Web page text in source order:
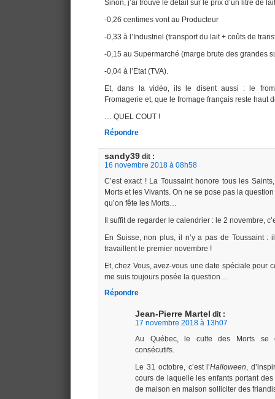
Sinon, j’ai trouvé le détail sur le prix d’un litre de
-0,26 centimes vont au Producteur
-0,33 à l’Industriel (transport du lait + coûts de
-0,15 au Supermarché (marge brute des grandes
-0,04 à l’Etat (TVA).
Et, dans la vidéo, ils le disent aussi : le
Fromagerie et, que le fromage français reste haut
… QUEL COUT !
Répondre
sandy39 dit :
16 novembre 2018 à 08h58
C’est exact ! La Toussaint honore tous les
Morts et les Vivants. On ne se pose pas la
qu’on fête les Morts…
Il suffit de regarder le calendrier : le 2 novembre,
En Suisse, non plus, il n’y a pas de Toussaint :
travaillent le premier novembre !
Et, chez Vous, avez-vous une date spéciale pour
me suis toujours posée la question…
Répondre
Jean-Pierre Martel dit :
17 novembre 2018 à 13h07
Au Québec, le culte des Morts se
consécutifs.
Le 31 octobre, c’est l’Halloween,
cours de laquelle les enfants portant
de maison en maison solliciter des